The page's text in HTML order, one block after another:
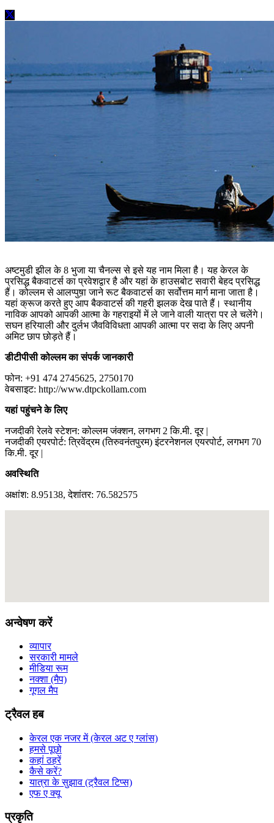
अष्टमुडी झील के 8 भुजा या चैनल्स से इसे यह नाम मिला है। यह केरल के
प्रसिद्ध बैकवाटर्स का प्रवेशद्वार है और यहां के हाउसबोट सवारी बेहद प्रसिद्ध
हैं। कोल्लम से आलप्पुष़ा जाने रूट बैकवाटर्स का सर्वोत्तम मार्ग माना जाता है।
यहां क्रूज करते हुए आप बैकवाटर्स की गहरी झलक देख पाते हैं। स्थानीय
नाविक आपको आपकी आत्मा के गहराइयों में ले जाने वाली यात्रा पर ले चलेंगे।
सघन हरियाली और दुर्लभ जैवविविधता आपकी आत्मा पर सदा के लिए अपनी
अमिट छाप छोड़ते हैं।
डीटीपीसी कोल्लम का संपर्क जानकारी
फोन: +91 474 2745625, 2750170
वेबसाइट: http://www.dtpckollam.com
यहां पहुंचने के लिए
नजदीकी रेलवे स्टेशन: कोल्लम जंक्शन, लगभग 2 कि.मी. दूर |
नजदीकी एयरपोर्ट: त्रिवेंद्रम (तिरुवनंतपुरम) इंटरनेशनल एयरपोर्ट, लगभग 70
कि.मी. दूर |
अवस्थिति
अक्षांश: 8.95138, देशांतर: 76.582575
अन्वेषण करें
व्यापार
सरकारी मामले
मीडिया रूम
नक्शा (मैप)
गूगल मैप
ट्रैवल हब
केरल एक नजर में (केरल अट ए ग्लांस)
हमसे पूछो
कहां ठहरें
कैसे करें?
यात्रा के सुझाव (ट्रैवल टिप्स)
एफ ए क्यू
प्रकृति